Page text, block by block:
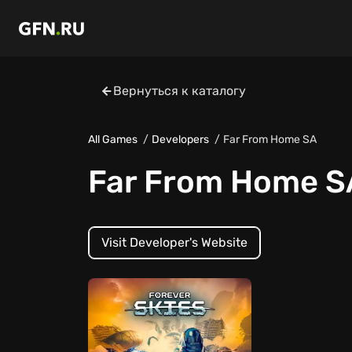
Вернуться к каталогу
All Games Developers Far From Home SA
Far From Home
Visit Developer's Website